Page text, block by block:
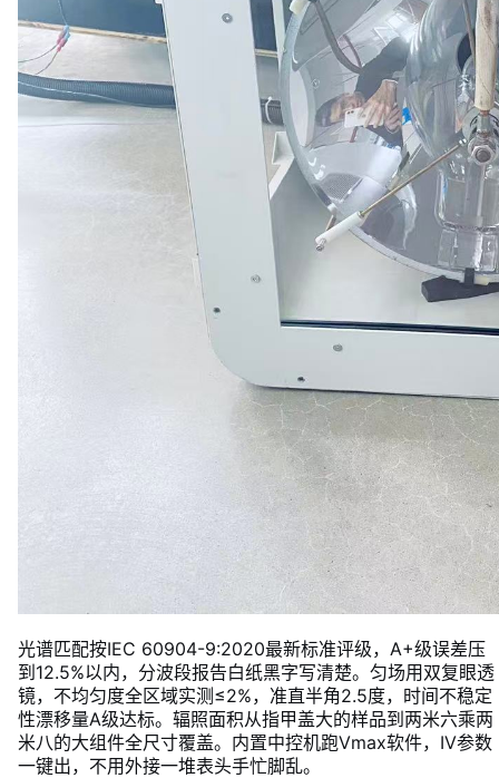
光谱匹配按IEC 60904-9:2020最新标准评级，A+级误差压
到12.5%以内，分波段报告白纸黑字写清楚。匀场用双复眼透
镜，不均匀度全区域实测≤2%，准直半角2.5度，时间不稳定
性漂移量A级达标。辐照面积从指甲盖大的样品到两米六乘两
米八的大组件全尺寸覆盖。内置中控机跑Vmax软件，IV参数
一键出，不用外接一堆表头手忙脚乱。